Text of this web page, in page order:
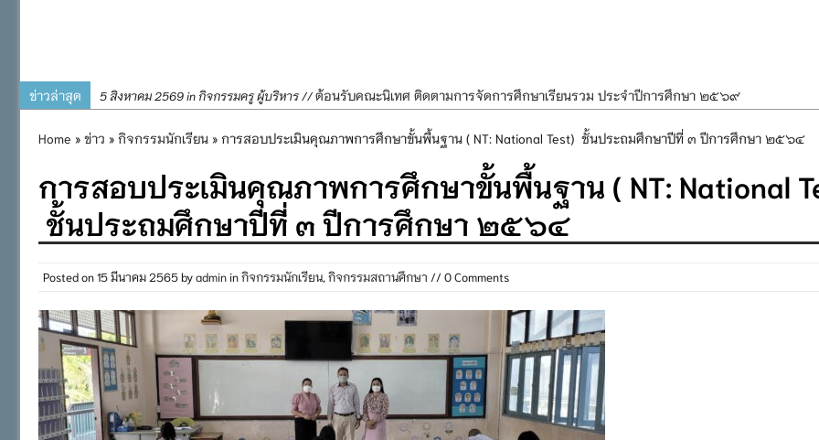
ข่าวล่าสุด 5 สิงหาคม 2569 in กิจกรรมครู ผู้บริหาร //ต้อนรับคณะนิเทศ ติดตามการจัดการศึกษาเรียนรวม ประจำปีการศึกษา ๒๕๖๙
31 กรกฎาคม 2569 in กิจกรรมครู ผู้บริหาร //
พิธีถวายเครื่องราชสักการะ วางพานพุ่ม และจุดเทียนถวายพระพรชัยมงคล เนื่องในโอกา
๒๕๖๙
31 กรกฎาคม 2569 in กิจกรรมนักเรียน //กิจกรรมถวายเทียนพรรษา สืบสานพระพุทธศาสนา เนื่องในวันอาสาฬหบูชาและวันเข้าพรรษา
31 กรกฎาคม 2569 in กิจกรรมนักเรียน //กิจกรรม SAFETY FOR KIDS เสริมสร้างวินัยและความปลอดภัยในการใช้รถใช้ถนน
Home » ข่าว » กิจกรรมนักเรียน » การสอบประเมินคุณภาพการศึกษาขั้นพื้นฐาน ( NT: National Test) ชั้นประถมศึกษาปีที่ ๓ ปีการศึกษา ๒๕๖๔
การสอบประเมินคุณภาพการศึกษาขั้นพื้นฐาน ( NT: National
ชั้นประถมศึกษาปีที่ ๓ ปีการศึกษา ๒๕๖๔
Posted on15 มีนาคม 2565byadmininกิจกรรมนักเรียน, กิจกรรมสถานศึกษา // 0 Comments